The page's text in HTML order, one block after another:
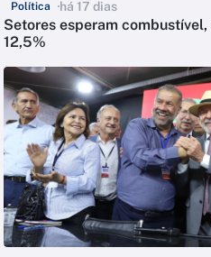
Política há 17 dias
Setores esperam
12,5%